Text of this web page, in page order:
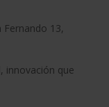
Fernando 13,
innovación que